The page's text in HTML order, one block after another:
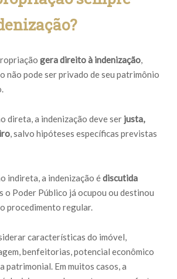
gera direito à indenização,
não pode ser privado de seu patrimônio
direta, a indenização deve ser justa,
, salvo hipóteses específicas previstas
indireta, a indenização édiscutida
o Poder Público já ocupou ou destinou
procedimento regular.
características do imóvel,
benfeitorias, potencial econômico
patrimonial. Em muitos casos, a